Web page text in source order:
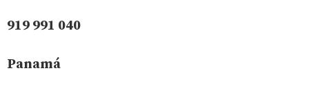
919 991 040
Panamá